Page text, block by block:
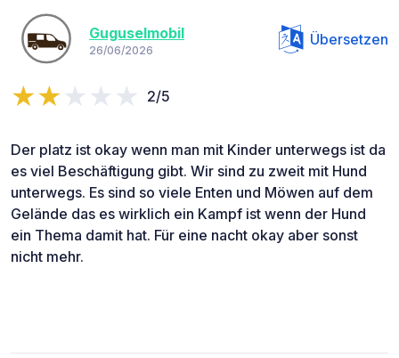
Guguselmobil
26/06/2026
Übersetzen
2/5
Der platz ist okay wenn man mit Kinder unterwegs ist da
es viel Beschäftigung gibt. Wir sind zu zweit mit Hund
unterwegs. Es sind so viele Enten und Möwen auf dem
Gelände das es wirklich ein Kampf ist wenn der Hund
ein Thema damit hat. Für eine nacht okay aber sonst
nicht mehr.